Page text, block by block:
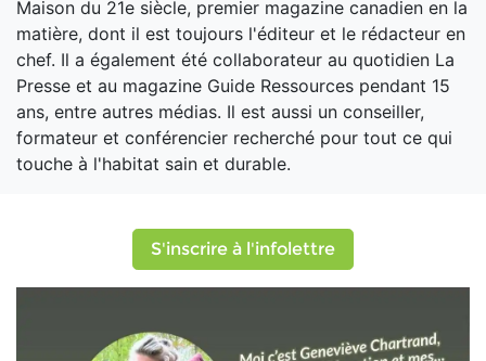
Maison du 21e siècle, premier magazine canadien en la
matière, dont il est toujours l'éditeur et le rédacteur en
chef. Il a également été collaborateur au quotidien La
Presse et au magazine Guide Ressources pendant 15
ans, entre autres médias. Il est aussi un conseiller,
formateur et conférencier recherché pour tout ce qui
touche à l'habitat sain et durable.
S'inscrire à l'infolettre